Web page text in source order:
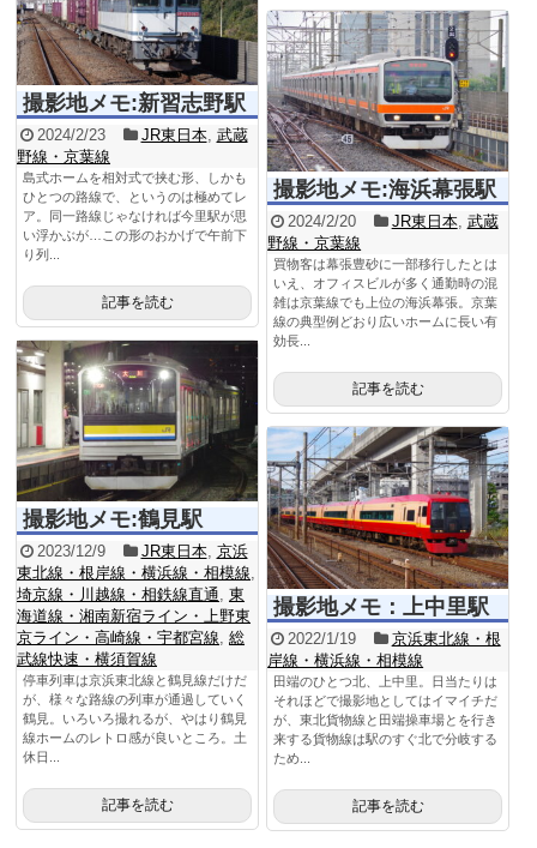
撮影地メモ:新習志野駅
2024/2/23 JR東日本, 武蔵
野線・京葉線
島式ホームを相対式で挟む形、しかも
ひとつの路線で、というのは極めてレ
ア。同一路線じゃなければ今里駅が思
い浮かぶが…この形のおかげで午前下
り列...
記事を読む
撮影地メモ:海浜幕張駅
2024/2/20 JR東日本, 武蔵
野線・京葉線
買物客は幕張豊砂に一部移行したとは
いえ、オフィスビルが多く通勤時の混
雑は京葉線でも上位の海浜幕張。京葉
線の典型例どおり広いホームに長い有
効長...
記事を読む
撮影地メモ:鶴見駅
2023/12/9 JR東日本, 京浜
東北線・根岸線・横浜線・相模線,
埼京線・川越線・相鉄線直通, 東
海道線・湘南新宿ライン・上野東
京ライン・高崎線・宇都宮線, 総
武線快速・横須賀線
停車列車は京浜東北線と鶴見線だけだ
が、様々な路線の列車が通過していく
鶴見。いろいろ撮れるが、やはり鶴見
線ホームのレトロ感が良いところ。土
休日...
記事を読む
撮影地メモ：上中里駅
2022/1/19
京浜東北線・根
岸線・横浜線・相模線
田端のひとつ北、上中里。日当たりは
それほどで撮影地としてはイマイチだ
が、東北貨物線と田端操車場とを行き
来する貨物線は駅のすぐ北で分岐する
ため...
記事を読む